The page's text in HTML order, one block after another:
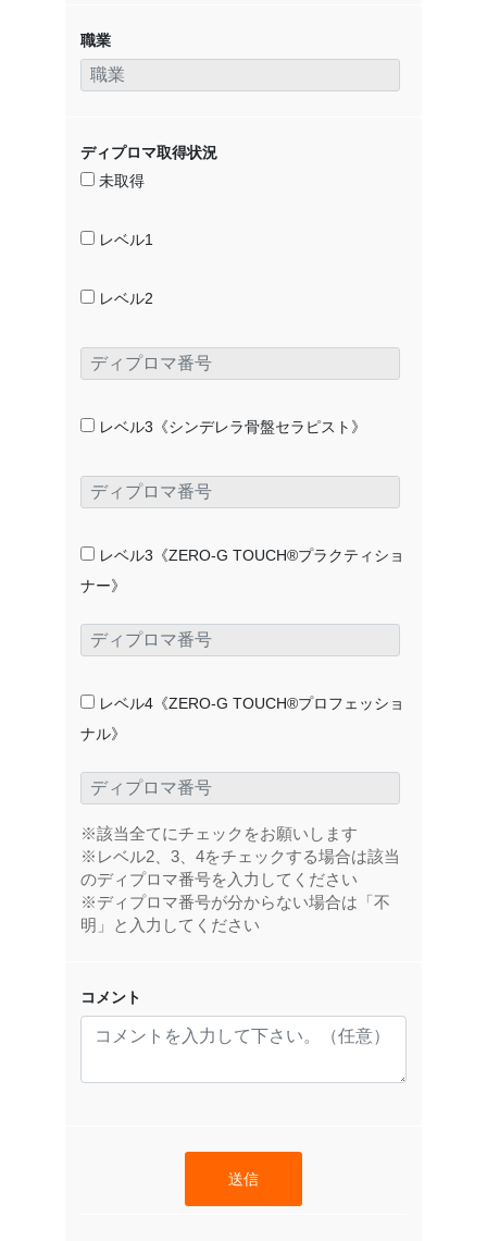
職業
ディプロマ取得状況
未取得
レベル1
レベル2
レベル3《シンデレラ骨盤セラピスト》
レベル3《ZERO-G TOUCH®プラクティショ
ナー》
レベル4《ZERO-G TOUCH®プロフェッショ
ナル》
※該当全てにチェックをお願いします
※レベル2、3、4をチェックする場合は該当
のディプロマ番号を入力してください
※ディプロマ番号が分からない場合は「不
明」と入力してください
コメント
送信